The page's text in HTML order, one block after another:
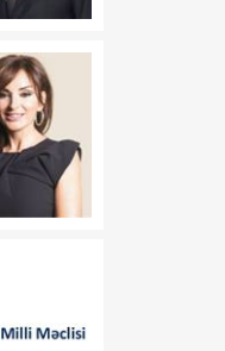
06 Avqust